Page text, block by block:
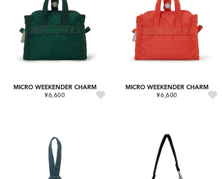
MICRO WEEKENDER CHARM
¥6,600
MICRO WEEKENDER CHARM
¥6,600